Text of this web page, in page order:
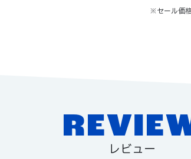
※セール価
レビュー